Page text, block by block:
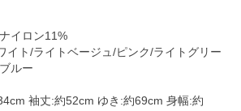
イロン11%
イト/ライトベージュ/ピンク/ライトグリー
ルー
袖丈:約52cm ゆき:約69cm 身幅:約